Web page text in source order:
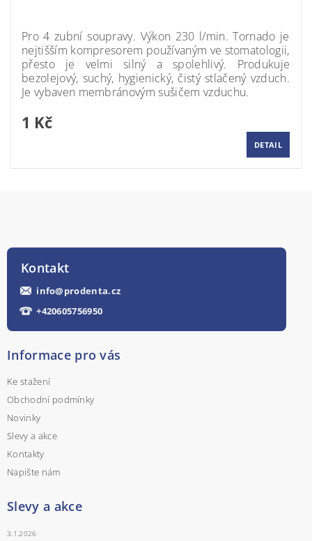
Pro 4 zubní soupravy. Výkon 230 l/min. Tornado je
nejtišším kompresorem používaným ve stomatologii,
přesto je velmi silný a spolehlivý. Produkuje
bezolejový, suchý, hygienický, čistý stlačený vzduch.
Je vybaven membránovým sušičem vzduchu.
1 Kč
DETAIL
Kontakt
info@prodenta.cz
+420605756950
Informace pro vás
Ke stažení
Obchodní podmínky
Novinky
Slevy a akce
Kontakty
Napište nám
Slevy a akce
3.1.2026